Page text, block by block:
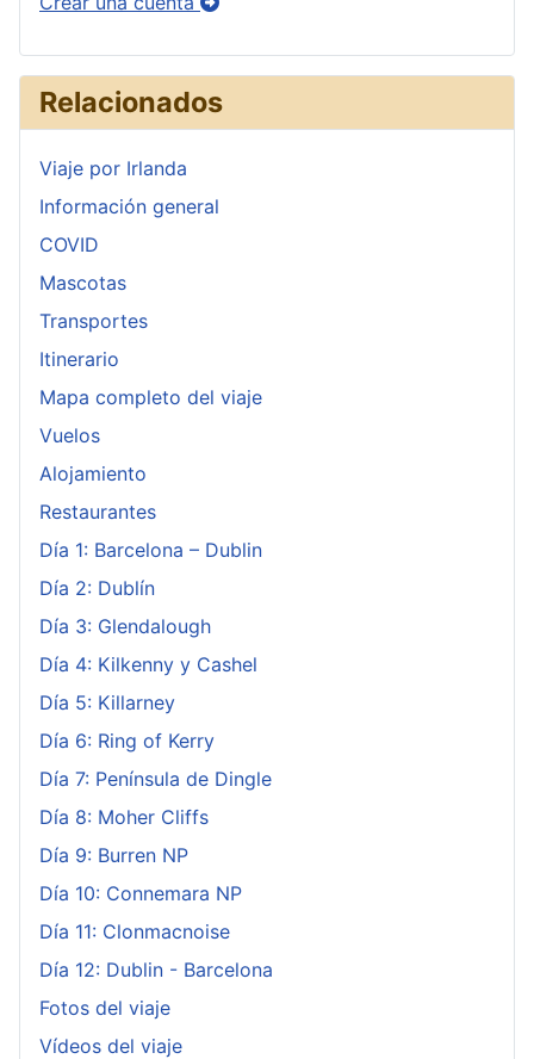
Relacionados
Viaje por Irlanda
Información general
COVID
Mascotas
Transportes
Itinerario
Mapa completo del viaje
Vuelos
Alojamiento
Restaurantes
Día 1: Barcelona – Dublin
Día 2: Dublín
Día 3: Glendalough
Día 4: Kilkenny y Cashel
Día 5: Killarney
Día 6: Ring of Kerry
Día 7: Península de Dingle
Día 8: Moher Cliffs
Día 9: Burren NP
Día 10: Connemara NP
Día 11: Clonmacnoise
Día 12: Dublin - Barcelona
Fotos del viaje
Vídeos del viaje